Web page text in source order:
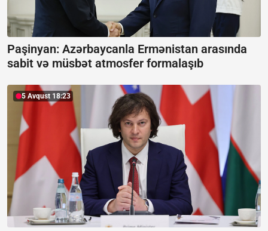
Paşinyan: Azərbaycanla Ermənistan arasında
sabit və müsbət atmosfer formalaşıb
5 Avqust 18:23